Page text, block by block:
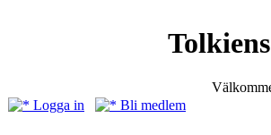
Logga in
Bli medlem